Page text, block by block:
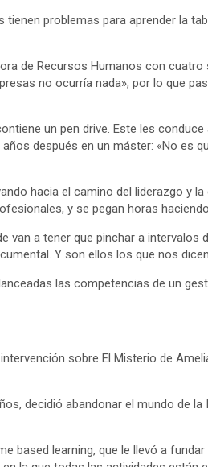
problemas para aprender la
de Recursos Humanos con
no ocurría nada», por lo que
un pen drive. Este les
después en un máster: «No es
hacia el camino del liderazgo y
y se pegan horas
a tener que pinchar a
Y son ellos los que nos
las competencias de un
sobre El Misterio de
decidió abandonar el mundo de la
based learning, que le llevó a